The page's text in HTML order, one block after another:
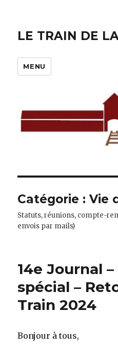
LE TRAIN DE
MENU
Catégorie :Vie
Statuts, réunions, compte-
envois par mails)
14e Journal
spécial –
Train 2024
Bonjour à tous,